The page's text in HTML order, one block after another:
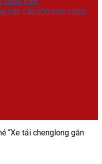
gắn cẩu chở máy công
“Xe tải chenglong gắn